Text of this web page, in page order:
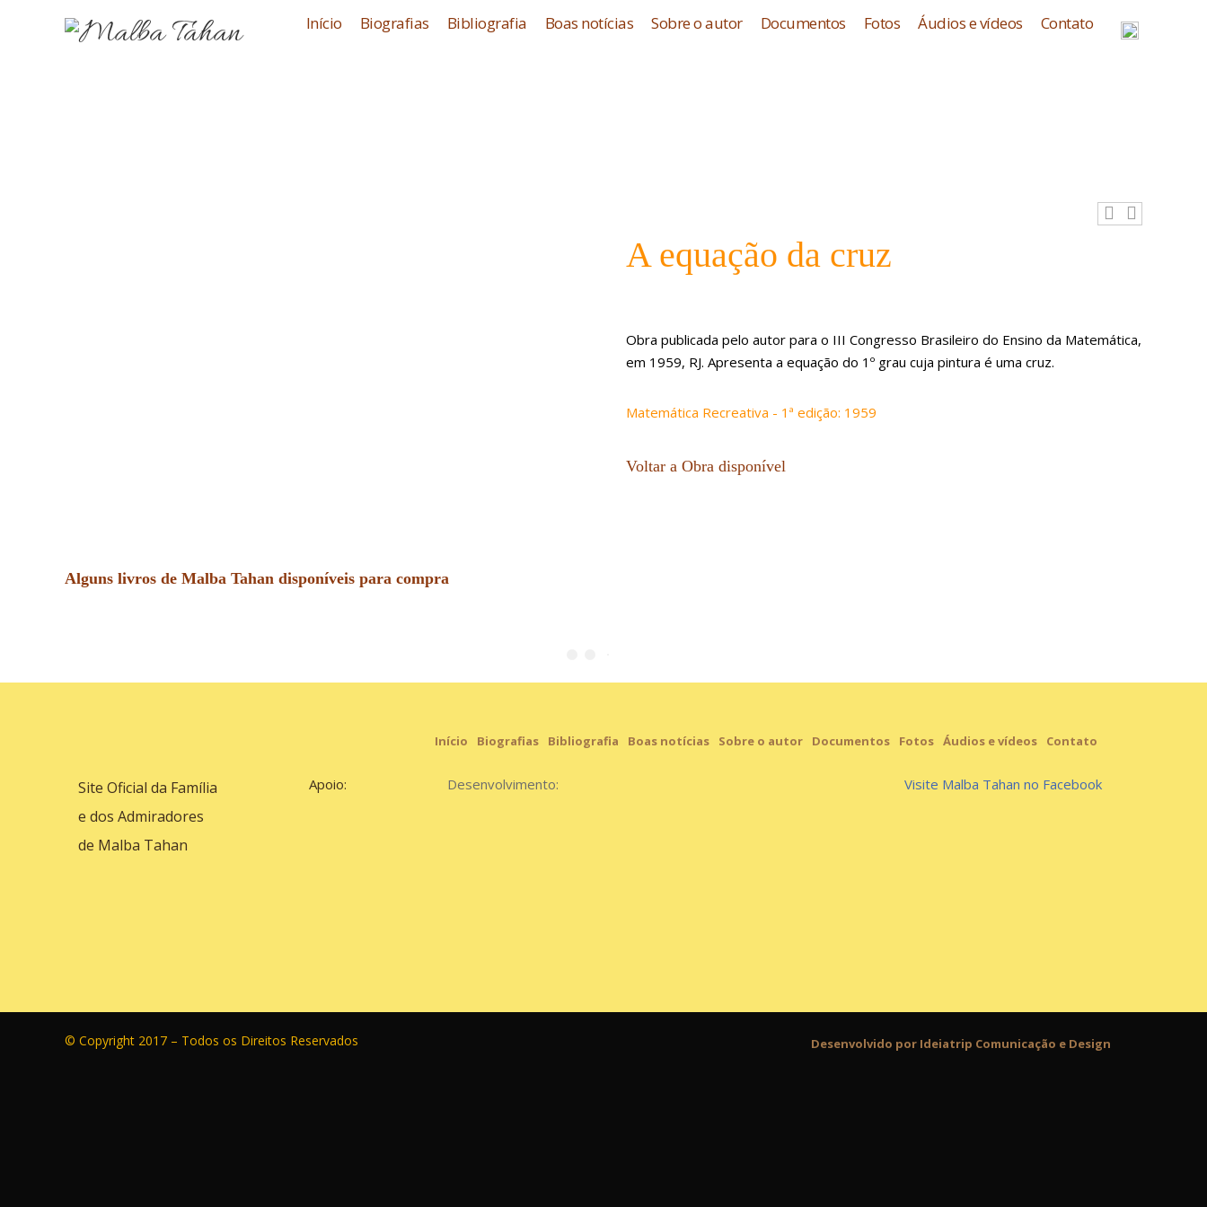
Início Biografias Bibliografia Boas notícias Sobre o autor Documentos Fotos Áudios e vídeos Contato
A equação da cruz
Obra publicada pelo autor para o III Congresso Brasileiro do Ensino da Matemática,
em 1959, RJ. Apresenta a equação do 1º grau cuja pintura é uma cruz.
Matemática Recreativa - 1ª edição: 1959
Voltar a Obra disponível
Alguns livros de Malba Tahan disponíveis para compra
Início Biografias Bibliografia Boas notícias Sobre o autor Documentos Fotos Áudios e vídeos Contato
Site Oficial da Família
e dos Admiradores
de Malba Tahan
Apoio: Desenvolvimento: Visite Malba Tahan no Facebook
© Copyright 2017 – Todos os Direitos Reservados Desenvolvido por Ideiatrip Comunicação e Design